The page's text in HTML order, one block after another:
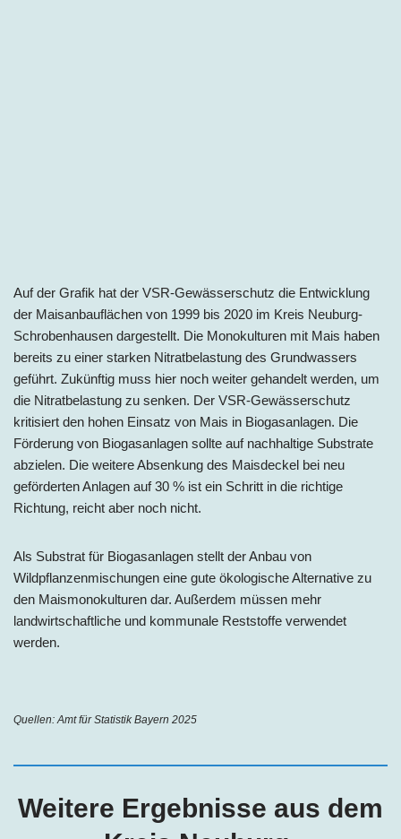
Auf der Grafik hat der VSR-Gewässerschutz die Entwicklung
der Maisanbauflächen von 1999 bis 2020 im Kreis Neuburg-
Schrobenhausen dargestellt. Die Monokulturen mit Mais haben
bereits zu einer starken Nitratbelastung des Grundwassers
geführt. Zukünftig muss hier noch weiter gehandelt werden, um
die Nitratbelastung zu senken. Der VSR-Gewässerschutz
kritisiert den hohen Einsatz von Mais in Biogasanlagen. Die
Förderung von Biogasanlagen sollte auf nachhaltige Substrate
abzielen. Die weitere Absenkung des Maisdeckel bei neu
geförderten Anlagen auf 30 % ist ein Schritt in die richtige
Richtung, reicht aber noch nicht.
Als Substrat für Biogasanlagen stellt der Anbau von
Wildpflanzenmischungen eine gute ökologische Alternative zu
den Maismonokulturen dar. Außerdem müssen mehr
landwirtschaftliche und kommunale Reststoffe verwendet
werden.
Quellen: Amt für Statistik Bayern 2025
Weitere Ergebnisse aus dem